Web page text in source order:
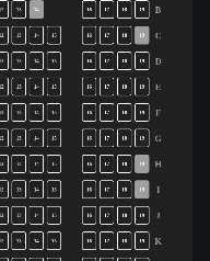
B
C
D
E
F
G
H
I
J
K
12 13 14 16 17 18 19
12 13 14 15 16 17 18 19
12 13 14 15 16 17 18 19
12 13 14 15 16 17 18 19
12 13 14 15 16 17 18 19
12 13 14 15 16 17 18 19
12 13 14 15 16 17 18 19
12 13 14 15 16 17 18
12 13 14 15 16 17 18 19
12 13 14 15 16 17 18 19